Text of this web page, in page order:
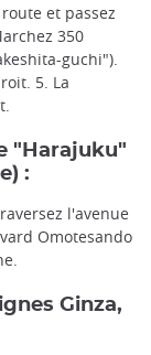
et passez
350
guchi").
5. La
"Harajuku"
) :
l'avenue
Omotesando
Ginza,